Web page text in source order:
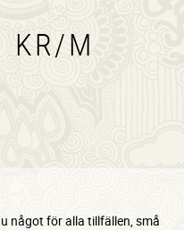
KR/M
något för alla tillfällen, små